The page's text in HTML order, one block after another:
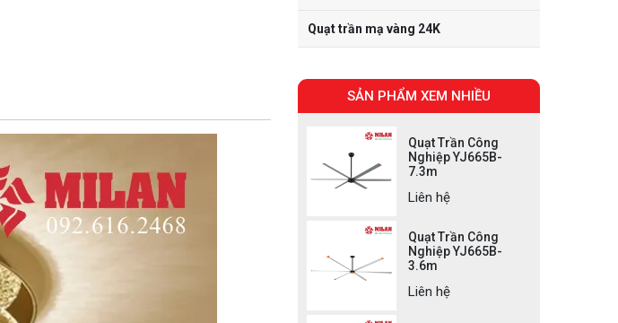
Quạt trần mạ vàng 24K
SẢN PHẨM XEM NHIỀU
Quạt Trần Công
Nghiệp YJ665B-
7.3m
Liên hệ
Quạt Trần Công
Nghiệp YJ665B-
3.6m
Liên hệ